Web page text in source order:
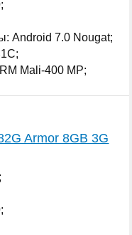
Android 7.0 Nougat;
Mali-400 MP;
Armor 8GB 3G